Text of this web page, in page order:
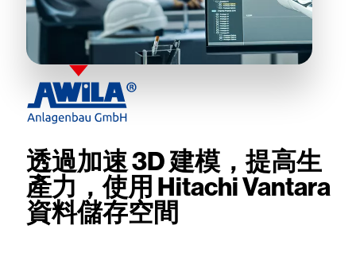
透過加速 3D 建模，提高生
產力，使用 Hitachi Vantara
資料儲存空間